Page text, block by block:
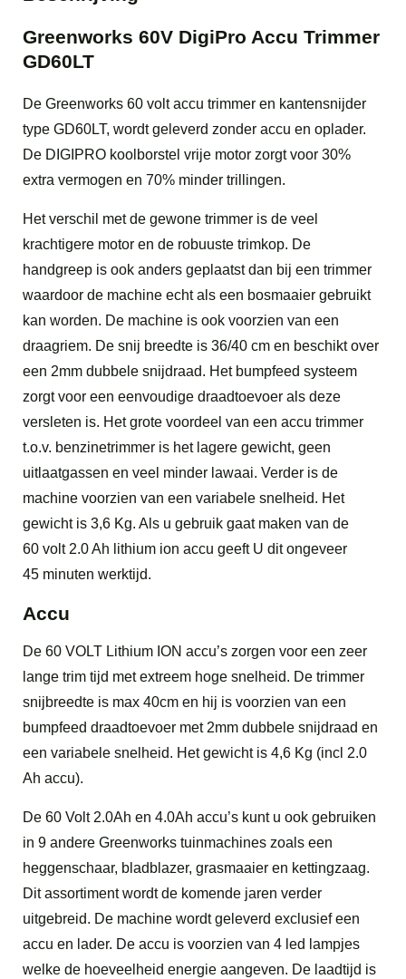
Greenworks 60V DigiPro Accu Trimmer
GD60LT
De Greenworks 60 volt accu trimmer en kantensnijder
type GD60LT, wordt geleverd zonder accu en oplader.
De DIGIPRO koolborstel vrije motor zorgt voor 30%
extra vermogen en 70% minder trillingen.
Het verschil met de gewone trimmer is de veel
krachtigere motor en de robuuste trimkop. De
handgreep is ook anders geplaatst dan bij een trimmer
waardoor de machine echt als een bosmaaier gebruikt
kan worden. De machine is ook voorzien van een
draagriem. De snij breedte is 36/40 cm en beschikt over
een 2mm dubbele snijdraad. Het bumpfeed systeem
zorgt voor een eenvoudige draadtoevoer als deze
versleten is. Het grote voordeel van een accu trimmer
t.o.v. benzinetrimmer is het lagere gewicht, geen
uitlaatgassen en veel minder lawaai. Verder is de
machine voorzien van een variabele snelheid. Het
gewicht is 3,6 Kg. Als u gebruik gaat maken van de
60 volt 2.0 Ah lithium ion accu geeft U dit ongeveer
45 minuten werktijd.
Accu
De 60 VOLT Lithium ION accu’s zorgen voor een zeer
lange trim tijd met extreem hoge snelheid. De trimmer
snijbreedte is max 40cm en hij is voorzien van een
bumpfeed draadtoevoer met 2mm dubbele snijdraad en
een variabele snelheid. Het gewicht is 4,6 Kg (incl 2.0
Ah accu).
De 60 Volt 2.0Ah en 4.0Ah accu’s kunt u ook gebruiken
in 9 andere Greenworks tuinmachines zoals een
heggenschaar, bladblazer, grasmaaier en kettingzaag.
Dit assortiment wordt de komende jaren verder
uitgebreid. De machine wordt geleverd exclusief een
accu en lader. De accu is voorzien van 4 led lampjes
welke de hoeveelheid energie aangeven. De laadtijd is